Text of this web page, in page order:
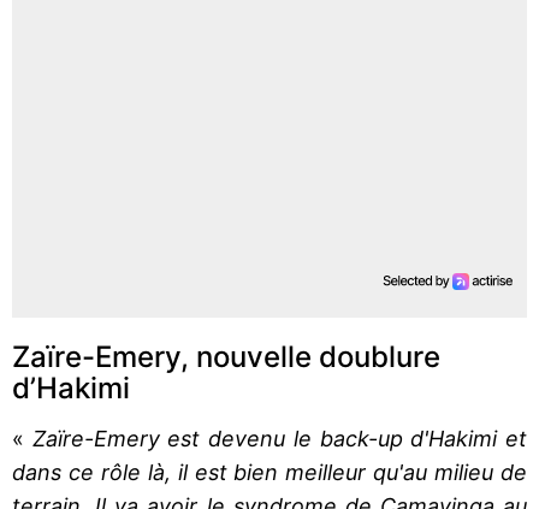
Zaïre-Emery, nouvelle doublure
d’Hakimi
« Zaïre-Emery est devenu le back-up d'Hakimi et
dans ce rôle là, il est bien meilleur qu'au milieu de